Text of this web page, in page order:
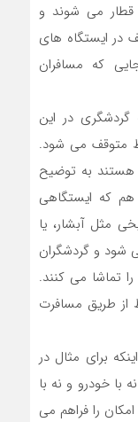
قطار می شوند و
در ایستگاه های
که مسافران
کرد: حدود 13 نقطه گردشگری در این
متوقف می شود.
هستند به توضیح
که ایستگاهی
مثل آبشار، یا
شود و گردشگران
تماشا می کنند.
انها فقط از طریق مسافرت
برای مثال در
با خودرو و نه با
را فراهم می